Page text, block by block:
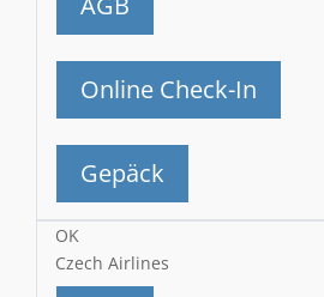
Online Check-In
Gepäck
OK
Czech Airlines